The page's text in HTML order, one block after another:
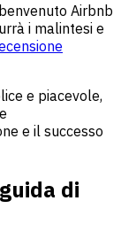
Airbnb
i malintesi e
e piacevole,
e il successo
di